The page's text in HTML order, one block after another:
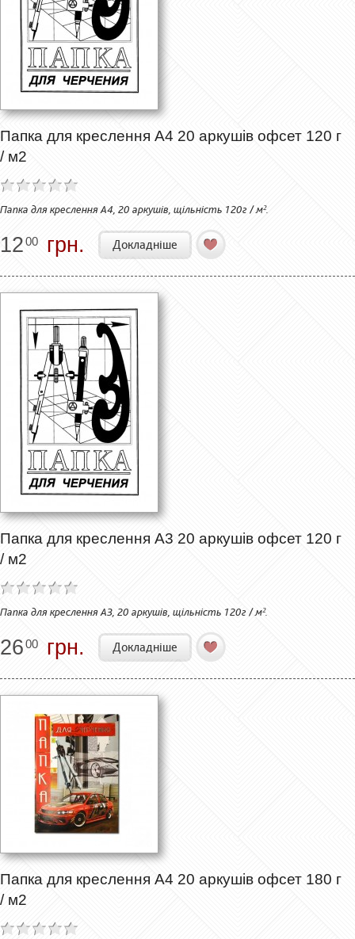
Папка для креслення А4 20 аркушів офсет 120 г
/ м2
Папка для креслення А4, 20 аркушів, щільність 120г / м².
1200 грн. Докладніше
Папка для креслення А3 20 аркушів офсет 120 г
/ м2
Папка для креслення А3, 20 аркушів, щільність 120г / м².
2600 грн. Докладніше
Папка для креслення А4 20 аркушів офсет 180 г
/ м2